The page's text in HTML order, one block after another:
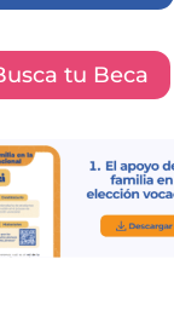
tu Beca